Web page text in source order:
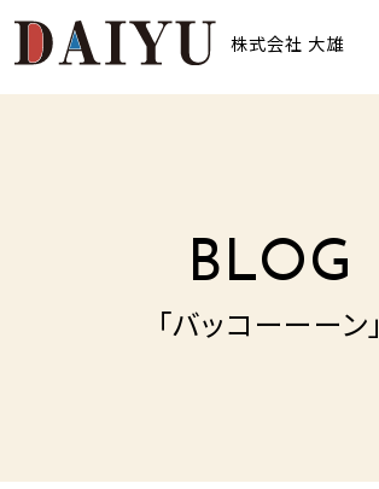
株式会社 大雄
BLOG
「バッコーーーン」